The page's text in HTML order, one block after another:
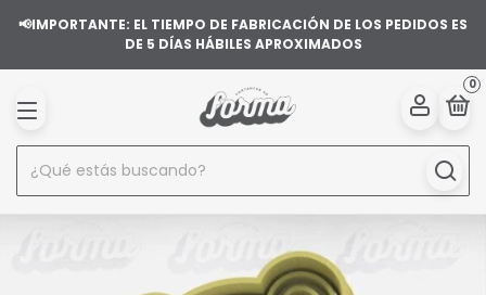
📢IMPORTANTE: EL TIEMPO DE FABRICACIÓN DE LOS PEDIDOS ES
DE 5 DÍAS HÁBILES APROXIMADOS
0